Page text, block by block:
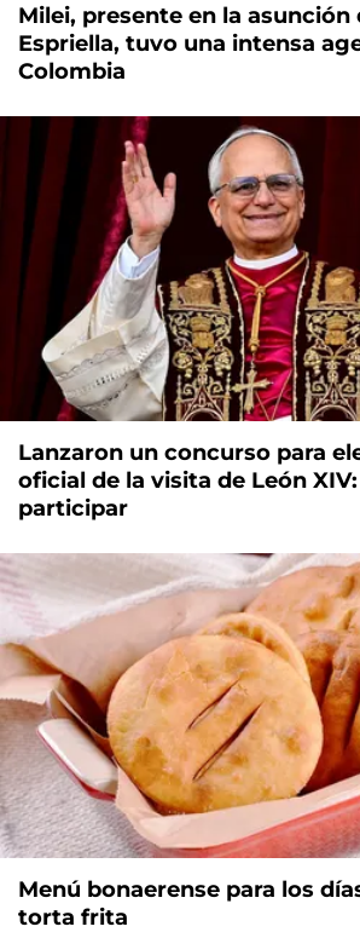
Milei, presente en la asunción
Espriella, tuvo una intensa
Colombia
Lanzaron un concurso para
oficial de la visita de León
participar
Menú bonaerense para los
torta frita